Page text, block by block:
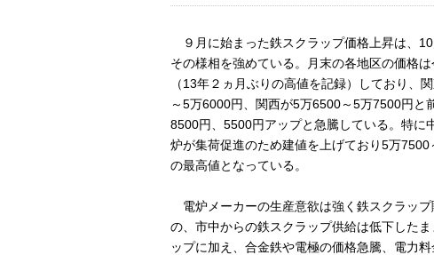
９月に始まった鉄スクラップ価格上昇は、
その様相を強めている。月末の各地区の価格
（13年２ヵ月ぶりの高値を記録）しており、
～5万6000円、関西が5万6500～5万7500円と
8500円、5500円アップと急騰している。特に
炉が集荷促進のため建値を上げており5万7500
の最高値となっている。
電炉メーカーの生産意欲は強く鉄スクラッ
の、市中からの鉄スクラップ供給は低下した
ップに加え、合金鉄や電極の価格急騰、電力